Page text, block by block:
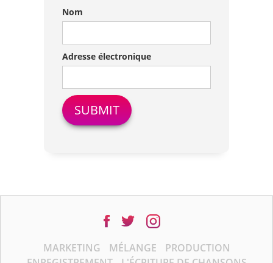
Nom
Adresse électronique
MARKETING MÉLANGE
PRODUCTION